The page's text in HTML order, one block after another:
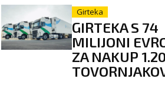
Girteka
GIRTEKA S 74
MILIJONI
ZA NAKUP